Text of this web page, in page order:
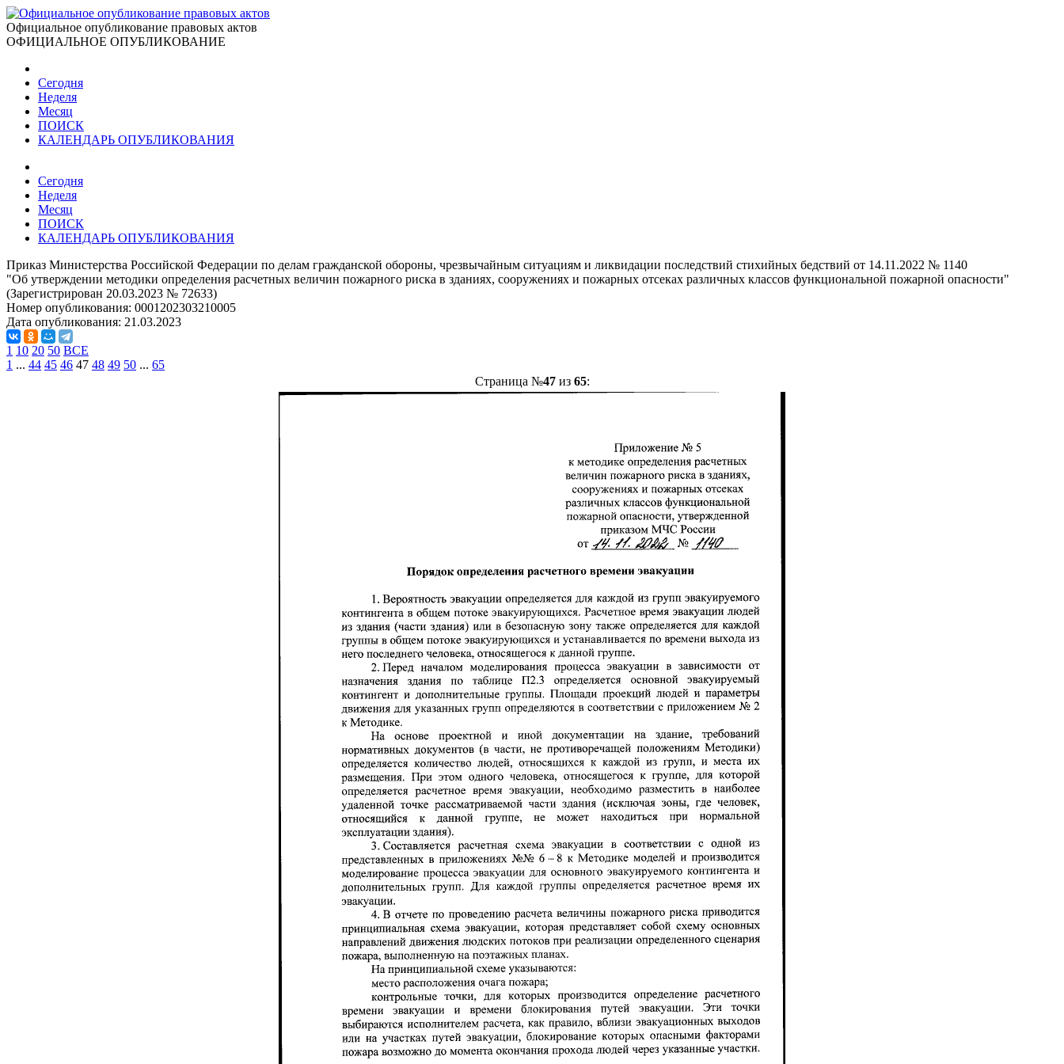
Официальное опубликование правовых актов
ОФИЦИАЛЬНОЕ ОПУБЛИКОВАНИЕ
Сегодня
Неделя
Месяц
ПОИСК
КАЛЕНДАРЬ ОПУБЛИКОВАНИЯ
Сегодня
Неделя
Месяц
ПОИСК
КАЛЕНДАРЬ ОПУБЛИКОВАНИЯ
Приказ Министерства Российской Федерации по делам гражданской обороны, чрезвычайным ситуациям и ликвидации последствий стихийных бедствий от 14.11.2022 № 1140
"Об утверждении методики определения расчетных величин пожарного риска в зданиях, сооружениях и пожарных отсеках различных классов функциональной пожарной опасности"
(Зарегистрирован 20.03.2023 № 72633)
Номер опубликования: 0001202303210005
Дата опубликования: 21.03.2023
1 10 20 50 ВСЕ
1 ... 44 45 46 47 48 49 50 ... 65
Страница №47из 65: